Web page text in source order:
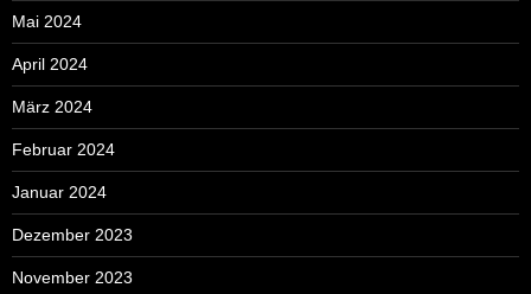
Mai 2024
April 2024
März 2024
Februar 2024
Januar 2024
Dezember 2023
November 2023